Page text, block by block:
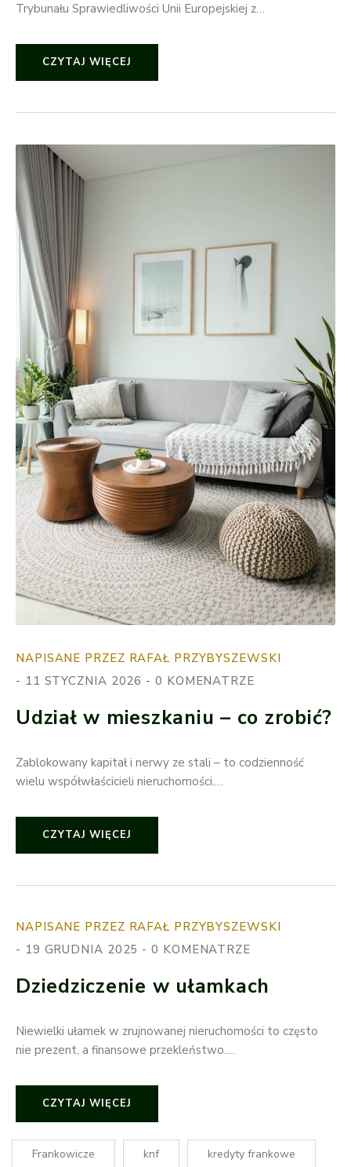
Trybunału Sprawiedliwości Unii Europejskiej z…
CZYTAJ WIĘCEJ
NAPISANE PRZEZ RAFAŁ PRZYBYSZEWSKI
11 STYCZNIA 2026
0 KOMENATRZE
Udział w mieszkaniu – co zrobić?
Zablokowany kapitał i nerwy ze stali – to codzienność
wielu współwłaścicieli nieruchomości.…
CZYTAJ WIĘCEJ
NAPISANE PRZEZ RAFAŁ PRZYBYSZEWSKI
19 GRUDNIA 2025
0 KOMENATRZE
Dziedziczenie w ułamkach
Niewielki ułamek w zrujnowanej nieruchomości to często
nie prezent, a finansowe przekleństwo.…
CZYTAJ WIĘCEJ
Frankowicze knf kredyty frankowe